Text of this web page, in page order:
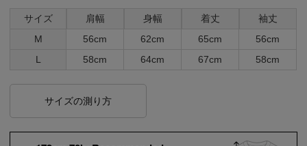
サイズ 肩幅 身幅 着丈
袖丈
M
56cm 62cm 65cm
56cm
L
58cm 64cm 67cm 58cm
サイズの測り方